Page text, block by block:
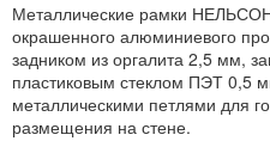
Металлические рамки
окрашенного алюминиевого
задником из оргалита 2,5 мм,
пластиковым стеклом ПЭТ 0,5
металлическими петлями для
размещения на стене.